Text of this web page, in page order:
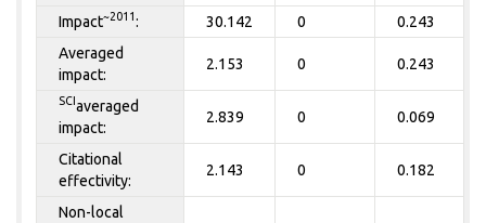
Impact~2011 : 30.142 0 0.243
Averaged
impact:
2.153 0 0.243
SCI averaged
impact:
2.839 0 0.069
Citational
effectivity:
2.143 0 0.182
Non-local